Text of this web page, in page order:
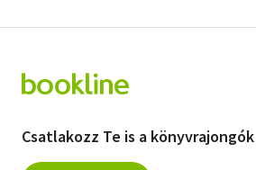
Csatlakozz Te is a